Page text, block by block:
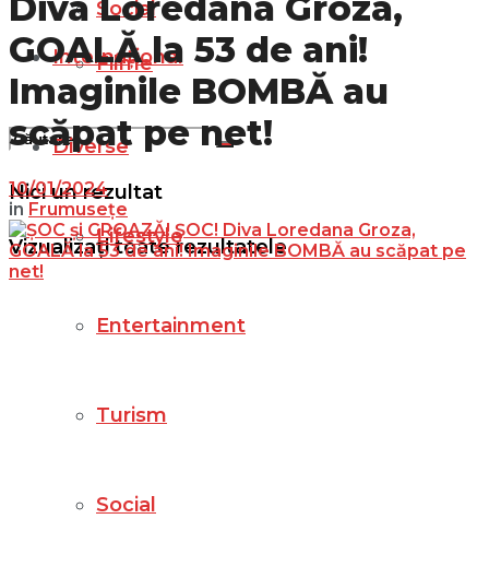
Social
Filme
Nici un rezultat
Vizualizați toate rezultatele
Internațional
Diverse
Lifestyle
Entertainment
Turism
Social
Diva Loredana Groza,
GOALĂ la 53 de ani!
Imaginile BOMBĂ au
scăpat pe net!
10/01/2024
in Frumusețe